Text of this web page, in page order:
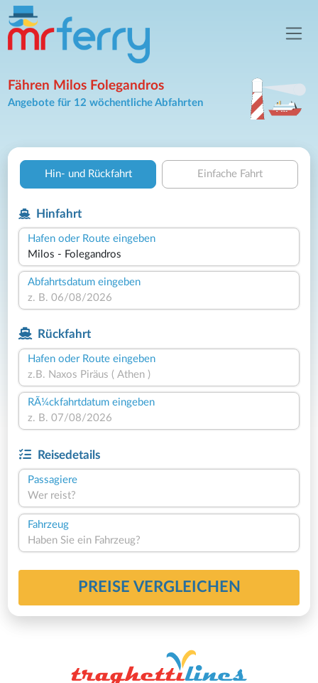
Fähren Milos Folegandros
Angebote für 12 wöchentliche Abfahrten
Hin- und Rückfahrt Einfache Fahrt
Hinfahrt
Hafen oder Route eingeben
Abfahrtsdatum eingeben
Rückfahrt
Hafen oder Route eingeben
RÃ¼ckfahrtdatum eingeben
Reisedetails
Passagiere
Wer reist?
Fahrzeug
Haben Sie ein Fahrzeug?
PREISE VERGLEICHEN